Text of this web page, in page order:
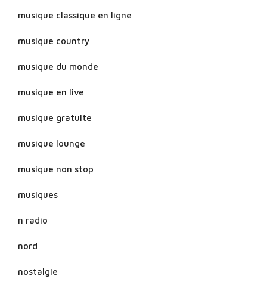
musique classique en ligne
musique country
musique du monde
musique en live
musique gratuite
musique lounge
musique non stop
musiques
n radio
nord
nostalgie